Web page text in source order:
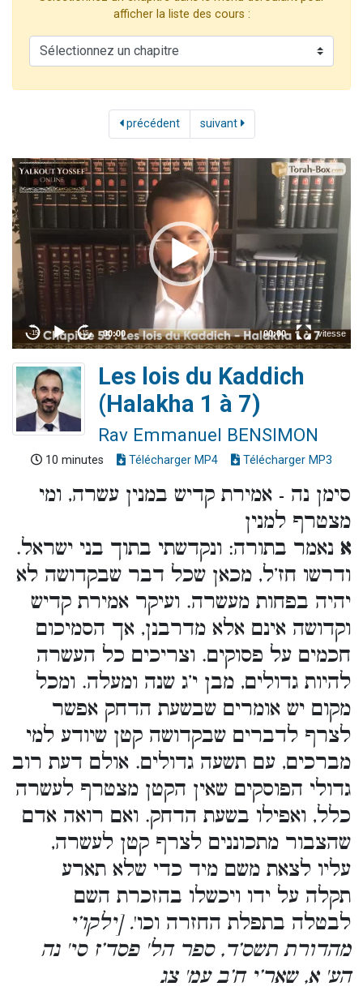
Il reste 49 places pour étudier en groupe sur Zoom
12 nouvelles musiques dans Torah-Box Music
afficher la liste des cours :
précédent suivant
Les lois du Kaddich
(Halakha 1 à 7)
Rav Emmanuel BENSIMON
10 minutes Télécharger MP4 Télécharger MP3
סימן נה - אמירת קדיש במנין עשרה, ומי
מצטרף למנין
א נאמר בתורה: ונקדשתי בתוך בני ישראל.
ודרשו חז’ל, מכאן שכל דבר שבקדושה לא
יהיה בפחות מעשרה. ועיקר אמירת קדיש
וקדושה אינם אלא מדרבנן, אך הסמיכום
חכמים על פסוקים. וצריכים כל העשרה
להיות גדולים, מבן י’ג שנה ומעלה. ומכל
מקום יש אומרים שבשעת הדחק אפשר
לצרף לדברים שבקדושה קטן שיודע למי
מברכים, עם תשעה גדולים. אולם דעת רוב
גדולי הפוסקים שאין הקטן מצטרף לעשרה
כלל, ואפילו בשעת הדחק. ואם רואה אדם
שהצבור מתכוננים לצרף קטן לעשרה,
עליו לצאת משם מיד כדי שלא תארע
תקלה על ידו ויכשלו בהזכרת השם
לבטלה בתפלת החזרה וכו'. [ילקו’י
מהדורת תשס’ד, ספר הל' פסד’ז סי' נה
הע' א, שאר’י ח’ב עמ' צג